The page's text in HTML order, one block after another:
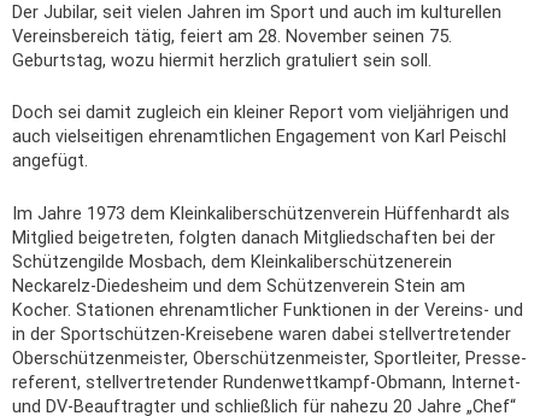
Der Jubilar, seit vielen Jahren im Sport und auch im kulturellen
Vereinsbereich tätig, feiert am 28. November seinen 75.
Geburtstag, wozu hiermit herzlich gratuliert sein soll.
Doch sei damit zugleich ein kleiner Report vom vieljährigen und
auch vielseitigen ehrenamtlichen Engagement von Karl Peischl
angefügt.
Im Jahre 1973 dem Kleinkaliberschützenverein Hüffenhardt als
Mitglied beigetreten, folgten danach Mitgliedschaften bei der
Schützengilde Mosbach, dem Kleinkaliberschützenerein
Neckarelz-Diedesheim und dem Schützenverein Stein am
Kocher. Stationen ehrenamtlicher Funktionen in der Vereins- und
in der Sportschützen-Kreisebene waren dabei stellvertretender
Oberschützenmeister, Oberschützenmeister, Sportleiter, Presse-
referent, stellvertretender Rundenwettkampf-Obmann, Internet-
und DV-Beauftragter und schließlich für nahezu 20 Jahre „Chef“